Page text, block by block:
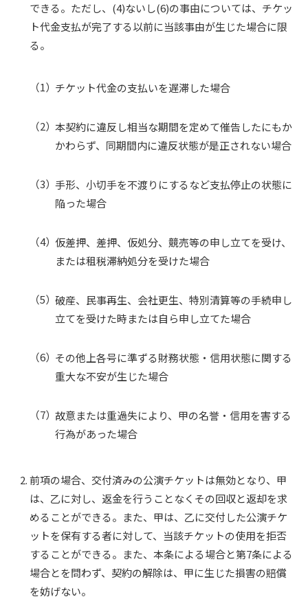
できる。ただし、(4)ないし(6)の事由については、チケッ
ト代金支払が完了する以前に当該事由が生じた場合に限
る。
チケット代金の支払いを遅滞した場合
本契約に違反し相当な期間を定めて催告したにもか
かわらず、同期間内に違反状態が是正されない場合
手形、小切手を不渡りにするなど支払停止の状態に
陥った場合
仮差押、差押、仮処分、競売等の申し立てを受け、
または租税滞納処分を受けた場合
破産、民事再生、会社更生、特別清算等の手続申し
立てを受けた時または自ら申し立てた場合
その他上各号に準ずる財務状態・信用状態に関する
重大な不安が生じた場合
故意または重過失により、甲の名誉・信用を害する
行為があった場合
前項の場合、交付済みの公演チケットは無効となり、甲
は、乙に対し、返金を行うことなくその回収と返却を求
めることができる。また、甲は、乙に交付した公演チケ
ットを保有する者に対して、当該チケットの使用を拒否
することができる。また、本条による場合と第7条による
場合とを問わず、契約の解除は、甲に生じた損害の賠償
を妨げない。